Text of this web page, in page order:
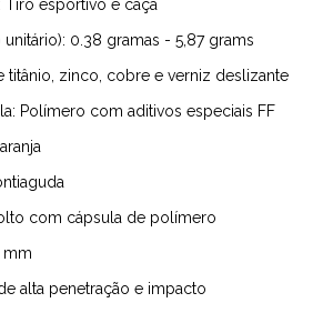
Tiro esportivo e caça
0.38 gramas - 5,87 grams
titânio, zinco, cobre e verniz deslizante
Polímero com aditivos especiais FF
com cápsula de polímero
mm
alta penetração e impacto